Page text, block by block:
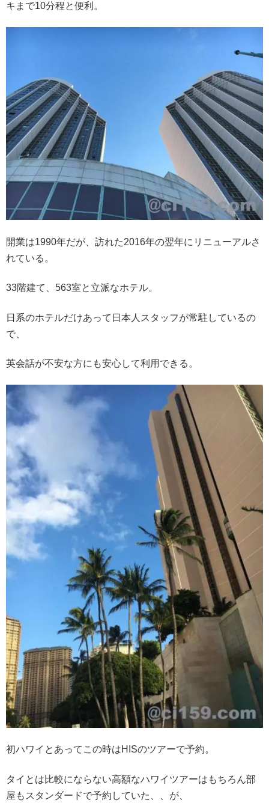
キまで10分程と便利。
開業は1990年だが、訪れた2016年の翌年にリニューアルさ
れている。
33階建て、563室と立派なホテル。
日系のホテルだけあって日本人スタッフが常駐しているの
で、
英会話が不安な方にも安心して利用できる。
初ハワイとあってこの時はHISのツアーで予約。
タイとは比較にならない高額なハワイツアーはもちろん部
屋もスタンダードで予約していた、、が、